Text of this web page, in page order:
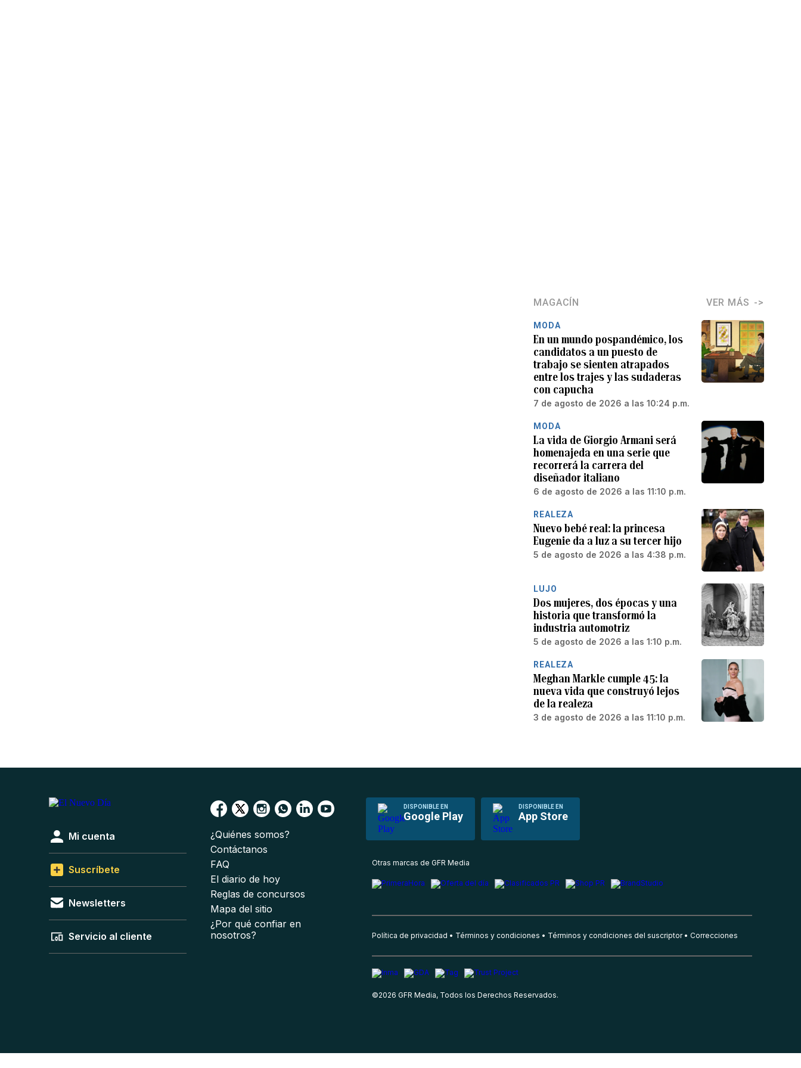
MAGACÍN VER MÁS
MODA
En un mundo pospandémico, los
candidatos a un puesto de
trabajo se sienten atrapados
entre los trajes y las sudaderas
con capucha
7 de agosto de 2026 a las 10:24 p.m.
MODA
La vida de Giorgio Armani será
homenajeda en una serie que
recorrerá la carrera del
diseñador italiano
6 de agosto de 2026 a las 11:10 p.m.
REALEZA
Nuevo bebé real: la princesa
Eugenie da a luz a su tercer hijo
5 de agosto de 2026 a las 4:38 p.m.
LUJO
Dos mujeres, dos épocas y una
historia que transformó la
industria automotriz
5 de agosto de 2026 a las 1:10 p.m.
REALEZA
Meghan Markle cumple 45: la
nueva vida que construyó lejos
de la realeza
3 de agosto de 2026 a las 11:10 p.m.
DISPONIBLE EN
Google Play
DISPONIBLE EN
App Store
Mi cuenta
Suscríbete
Newsletters
Servicio al cliente
¿Quiénes somos?
Contáctanos
FAQ
El diario de hoy
Reglas de concursos
Mapa del sitio
¿Por qué confiar en
nosotros?
Otras marcas de GFR Media
Política de privacidad Términos y condiciones Términos y condiciones del suscriptor Correcciones
©2026 GFR Media, Todos los Derechos Reservados.